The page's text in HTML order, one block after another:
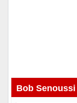
Bob Senoussi